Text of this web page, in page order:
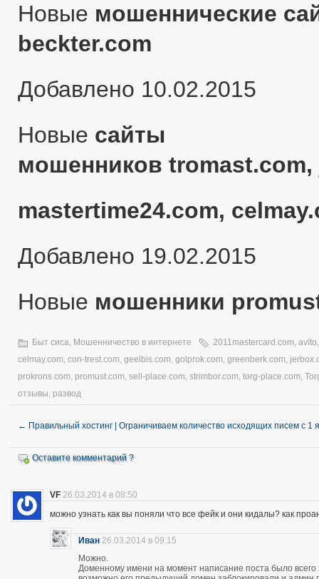
Новые мошеннические
beckter.com
Добавлено 10.02.2015
Новые сайты
мошенников
mastertime24.com,
Добавлено 19.02.2015
Новые мошенники
Быт сиса, Мошенничество в интернете 2011mastercard.com, avito
celmay.com, con-trest.com, geelbis.com, golprok.com, greenberk.com,
prokrons.com, promust.com, sell-place.com, strimbor.com, torg-place.com,
отзывы, развод
← Правильный хостинг | Ограничиваем количество исходящих писем с 1
Оставите комментарий ?
VF 26.03.2014 в 08:50
можно узнать как вы поняли что все фейк и они кидалы? как
Иван 26.03.2014 в 09:15
Можно.
Доменному имени на момент написание поста было